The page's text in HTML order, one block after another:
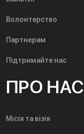
Волонтерство
Партнерам
Підтримайте нас
ПРО НАС
Місія та візія